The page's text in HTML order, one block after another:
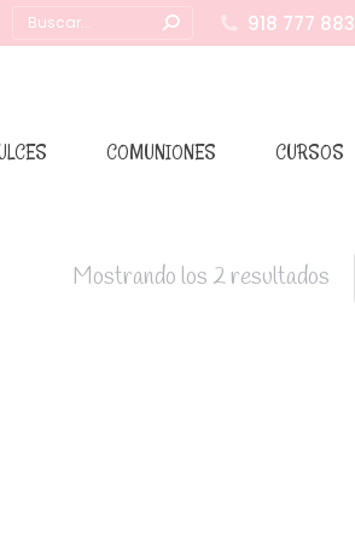
Buscar: 918 777 883
COMUNIONES CURSOS
Mostrando los 2 resultados